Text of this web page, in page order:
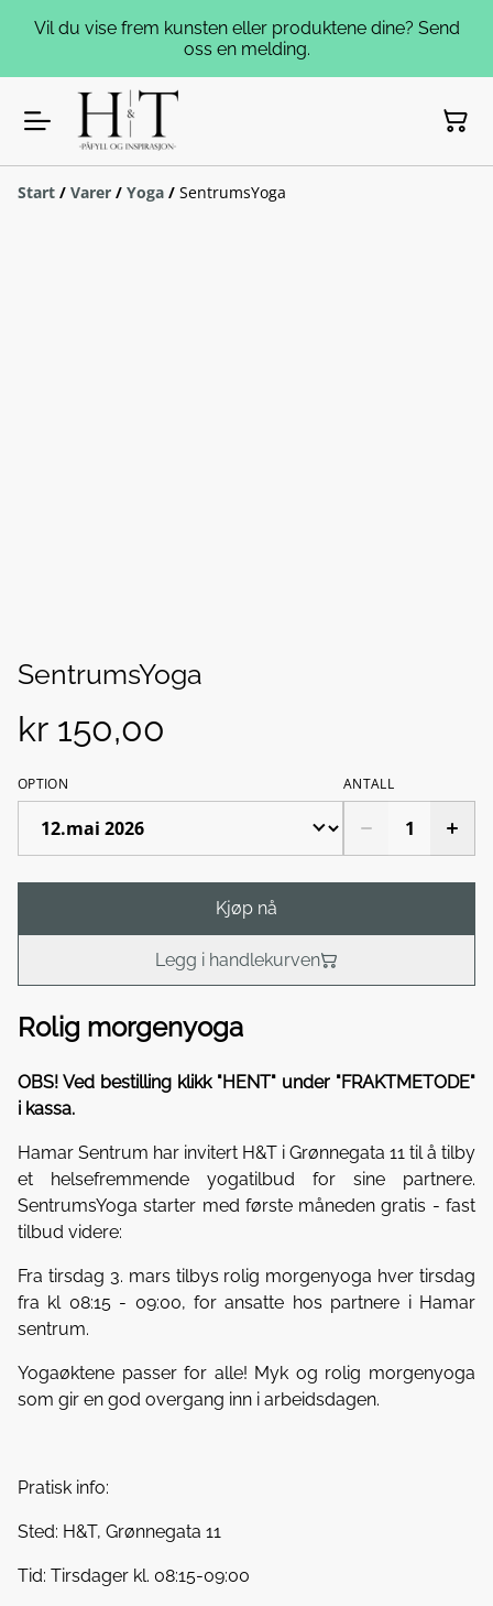
Vil du vise frem kunsten eller produktene dine? Send
oss en melding.
Start / Varer / Yoga / SentrumsYoga
SentrumsYoga
kr 150,00
OPTION ANTALL
Kjøp nå
Legg i handlekurven
Rolig morgenyoga
OBS! Ved bestilling klikk "HENT" under "FRAKTMETODE"
i kassa.
Hamar Sentrum har invitert H&T i Grønnegata 11 til å tilby
et helsefremmende yogatilbud for sine partnere.
SentrumsYoga starter med første måneden gratis - fast
tilbud videre:
Fra tirsdag 3. mars tilbys rolig morgenyoga hver tirsdag
fra kl 08:15 - 09:00, for ansatte hos partnere i Hamar
sentrum.
Yogaøktene passer for alle! Myk og rolig morgenyoga
som gir en god overgang inn i arbeidsdagen.
Pratisk info:
Sted: H&T, Grønnegata 11
Tid: Tirsdager kl. 08:15-09:00